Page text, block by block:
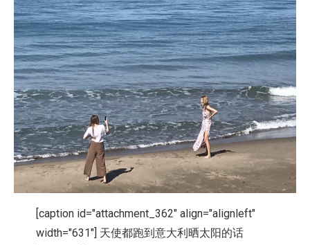
[caption id="attachment_362" align="alignleft"
width="631"] 天使都跑到意大利晒太阳的话